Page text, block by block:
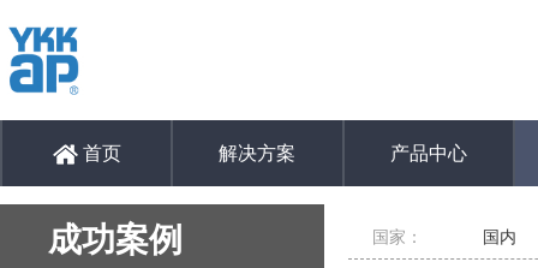
首页 解决方案 产品中心
成功案例 国家： 国内